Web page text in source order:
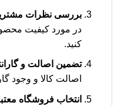
بررسی نظرات
در مورد کیفیت
کنید.
تضمین اصالت و
اصالت کالا و وجود
انتخاب فروشگاه